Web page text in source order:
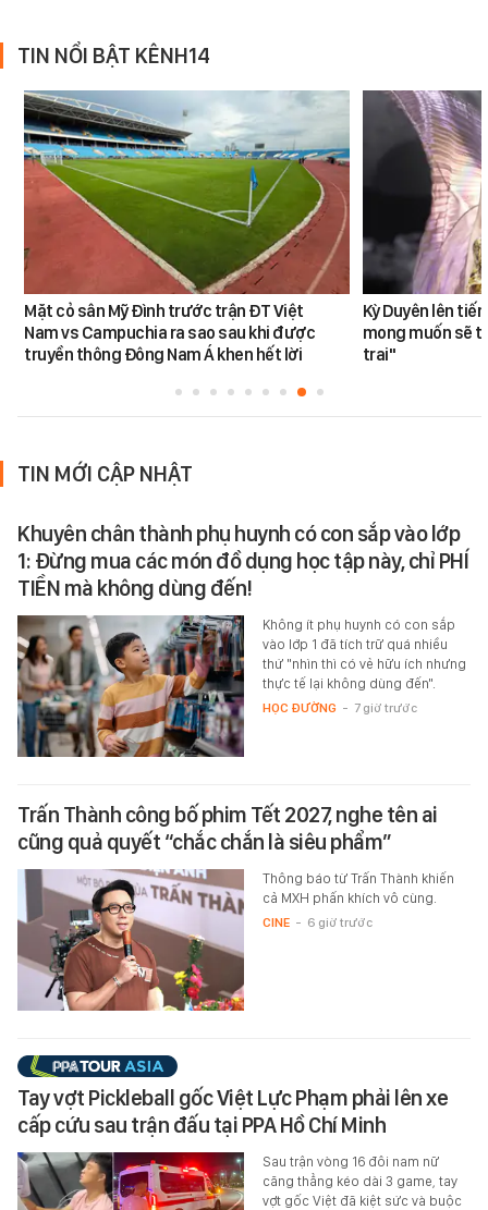
TIN NỔI BẬT KÊNH14
Mặt cỏ sân Mỹ Đình trước trận ĐT Việt
Nam vs Campuchia ra sao sau khi được
truyền thông Đông Nam Á khen hết lời
Kỳ Duyên lên
mong muốn sẽ
trai"
TIN MỚI CẬP NHẬT
Khuyên chân thành phụ huynh có con sắp vào lớp
1: Đừng mua các món đồ dụng học tập này, chỉ PHÍ
TIỀN mà không dùng đến!
Không ít phụ huynh có con sắp
vào lớp 1 đã tích trữ quá nhiều
thứ "nhìn thì có vẻ hữu ích nhưng
thực tế lại không dùng đến".
HỌC ĐƯỜNG - 7 giờ trước
Trấn Thành công bố phim Tết 2027, nghe tên ai
cũng quả quyết “chắc chắn là siêu phẩm”
Thông báo từ Trấn Thành khiến
cả MXH phấn khích vô cùng.
CINE - 6 giờ trước
Tay vợt Pickleball gốc Việt Lực Phạm phải lên xe
cấp cứu sau trận đấu tại PPA Hồ Chí Minh
Sau trận vòng 16 đôi nam nữ
căng thẳng kéo dài 3 game, tay
vợt gốc Việt đã kiệt sức và buộc